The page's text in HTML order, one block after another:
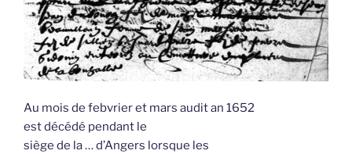
Au mois de febvrier et mars audit an 1652
est décédé pendant le
siège de la … d’Angers lorsque les